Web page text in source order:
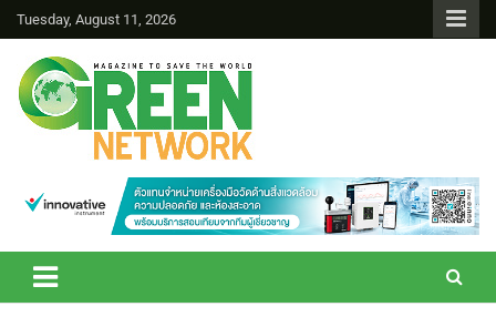
Tuesday, August 11, 2026
Green Network